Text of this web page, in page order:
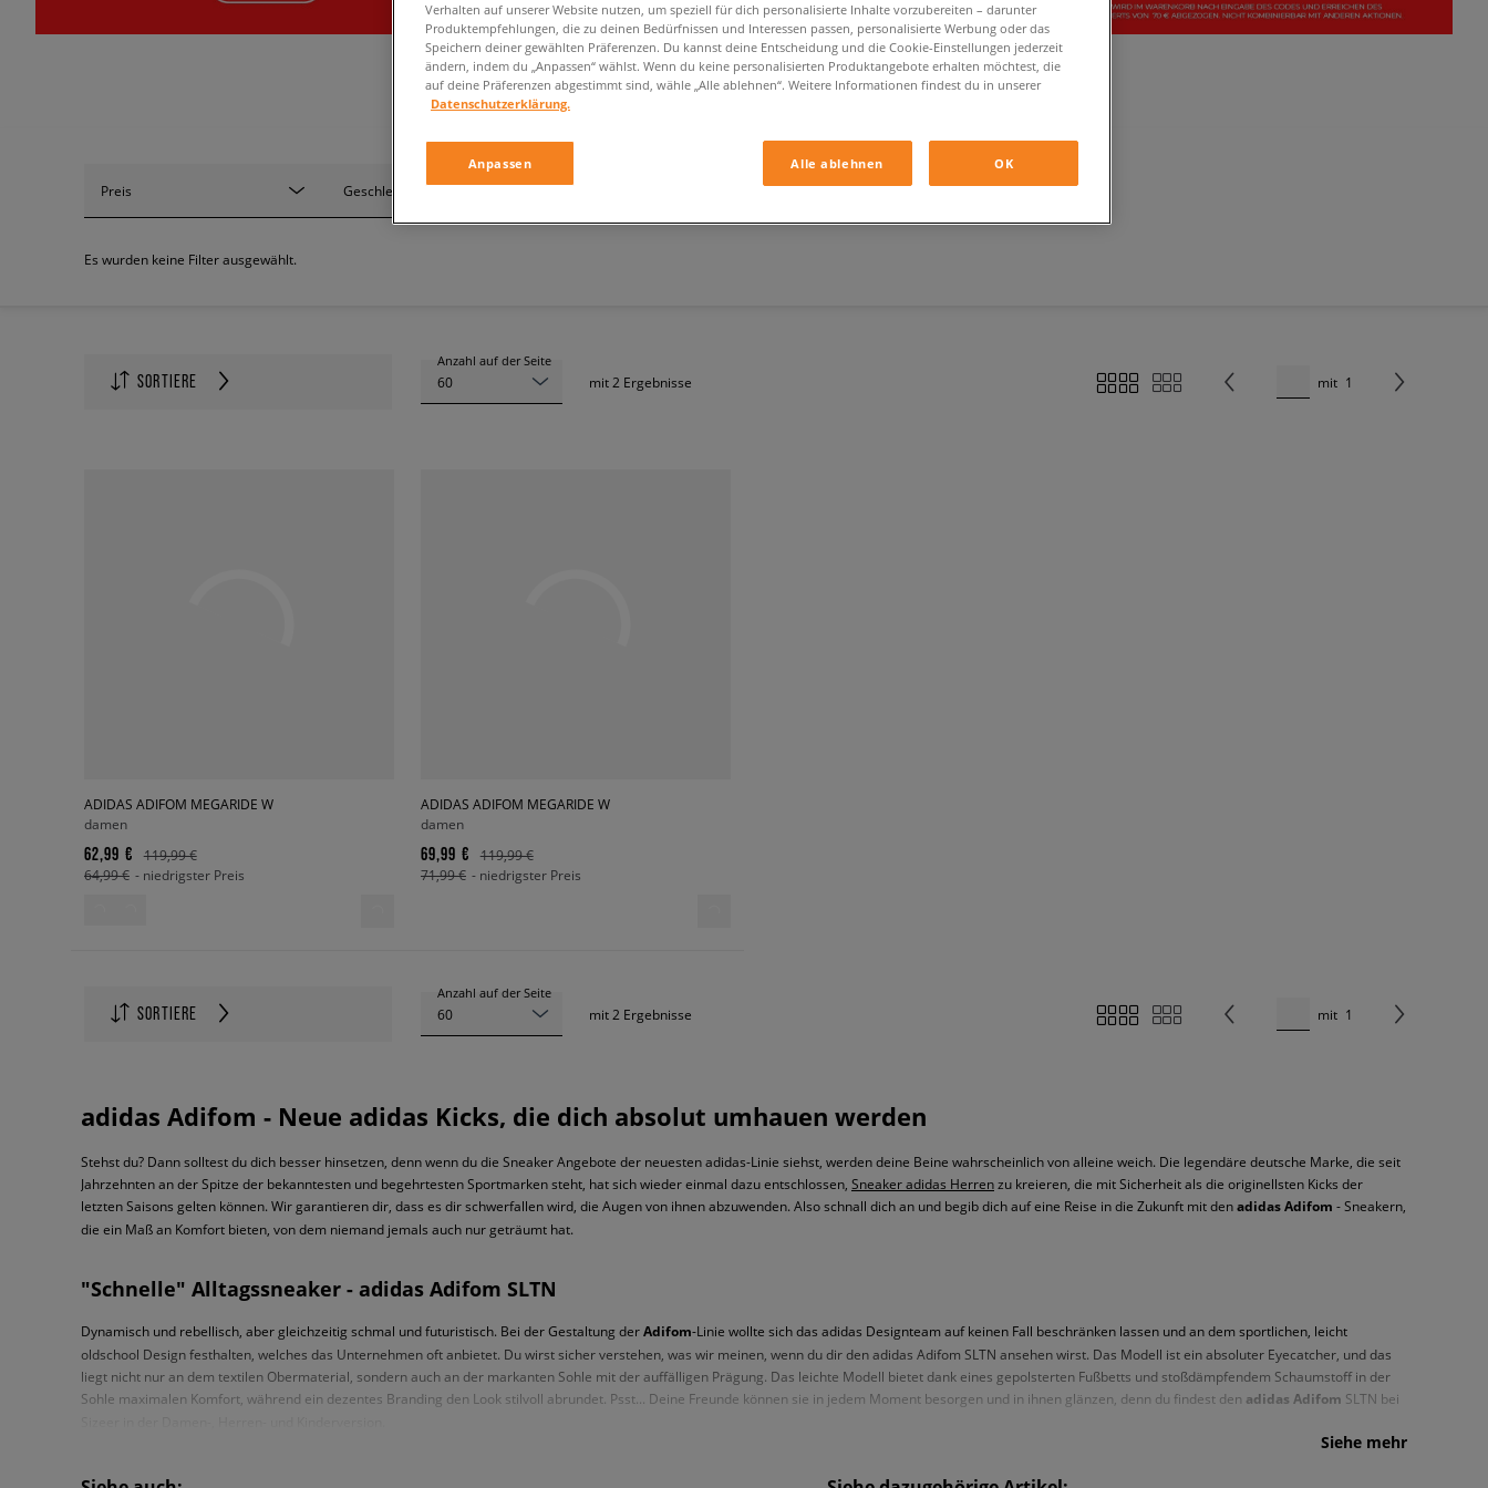
SORTIERE
Anzahl auf der Seite
60 mit 2 Ergebnisse mit 1
Preis Geschlecht Farbe
Es wurden keine Filter ausgewählt.
ADIDAS ADIFOM MEGARIDE W
damen
62,99 €
119,99 €
64,99 € - niedrigster Preis
ADIDAS ADIFOM MEGARIDE W
damen
69,99 €
119,99 €
71,99 € - niedrigster Preis
SORTIERE
Anzahl auf der Seite
60 mit 2 Ergebnisse mit 1
adidas Adifom - Neue adidas Kicks, die dich absolut umhauen werden
Stehst du? Dann solltest du dich besser hinsetzen, denn wenn du die Sneaker Angebote der neuesten adidas-Linie siehst, werden deine Beine wahrscheinlich von alleine weich. Die legendäre deutsche Marke, die seit
Jahrzehnten an der Spitze der bekanntesten und begehrtesten Sportmarken steht, hat sich wieder einmal dazu entschlossen, Sneaker adidas Herrenzu kreieren, die mit Sicherheit als die originellsten Kicks der
letzten Saisons gelten können. Wir garantieren dir, dass es dir schwerfallen wird, die Augen von ihnen abzuwenden. Also schnall dich an und begib dich auf eine Reise in die Zukunft mit denadidas Adifom - Sneakern,
die ein Maß an Komfort bieten, von dem niemand jemals auch nur geträumt hat.
"Schnelle" Alltagssneaker - adidas Adifom SLTN
Dynamisch und rebellisch, aber gleichzeitig schmal und futuristisch. Bei der Gestaltung derAdifom-Linie wollte sich das adidas Designteam auf keinen Fall beschränken lassen und an dem sportlichen, leicht
oldschool Design festhalten, welches das Unternehmen oft anbietet. Du wirst sicher verstehen, was wir meinen, wenn du dir den adidas Adifom SLTN ansehen wirst. Das Modell ist ein absoluter Eyecatcher, und das
liegt nicht nur an dem textilen Obermaterial, sondern auch an der markanten Sohle mit der auffälligen Prägung. Das leichte Modell bietet dank eines gepolsterten Fußbetts und stoßdämpfendem Schaumstoff in der
Sohle maximalen Komfort, während ein dezentes Branding den Look stilvoll abrundet. Psst... Deine Freunde können sie in jedem Moment besorgen und in ihnen glänzen, denn du findest den adidas Adifom SLTN bei
Eine neue Dimension des Futurismus: adidas Adifom Q
Siehe mehr
Verhalten auf unserer Website nutzen, um speziell für dich personalisierte Inhalte vorzubereiten – darunter
Produktempfehlungen, die zu deinen Bedürfnissen und Interessen passen, personalisierte Werbung oder das
Speichern deiner gewählten Präferenzen. Du kannst deine Entscheidung und die Cookie-Einstellungen jederzeit
ändern, indem du „Anpassen“ wählst. Wenn du keine personalisierten Produktangebote erhalten möchtest, die
auf deine Präferenzen abgestimmt sind, wähle „Alle ablehnen“. Weitere Informationen findest du in unserer
Datenschutzerklärung.
Anpassen Alle ablehnen OK